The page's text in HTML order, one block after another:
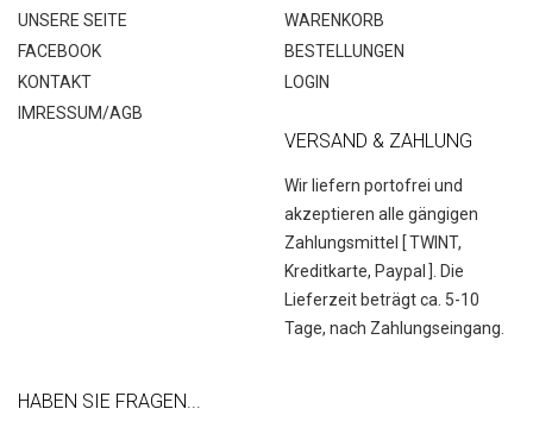
UNSERE SEITE
FACEBOOK
KONTAKT
IMRESSUM/AGB
WARENKORB
BESTELLUNGEN
LOGIN
VERSAND & ZAHLUNG
Wir liefern portofrei und
akzeptieren alle gängigen
Zahlungsmittel [TWINT,
Kreditkarte, Paypal
]. Die
Lieferzeit beträgt ca. 5-10
Tage, nach Zahlungseingang.
HABEN SIE FRAGEN...